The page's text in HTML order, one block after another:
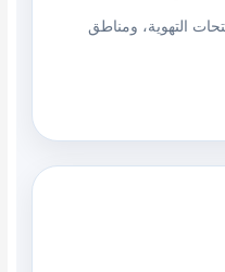
التهوية، ومناطق